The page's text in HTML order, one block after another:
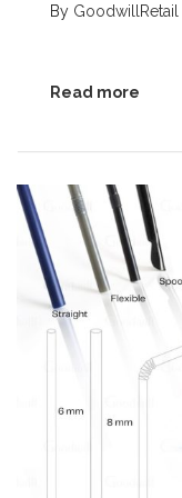
By GoodwillRetail
Read more